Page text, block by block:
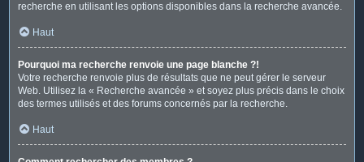
recherche en utilisant les options disponibles dans la recherche avancée.
Haut
Pourquoi ma recherche renvoie une page blanche ?!
Votre recherche renvoie plus de résultats que ne peut gérer le serveur
Web. Utilisez la « Recherche avancée » et soyez plus précis dans le choix
des termes utilisés et des forums concernés par la recherche.
Haut